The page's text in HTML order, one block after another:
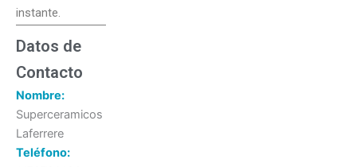
instante.
Datos de
Contacto
Nombre:
Superceramicos
Laferrere
Teléfono: